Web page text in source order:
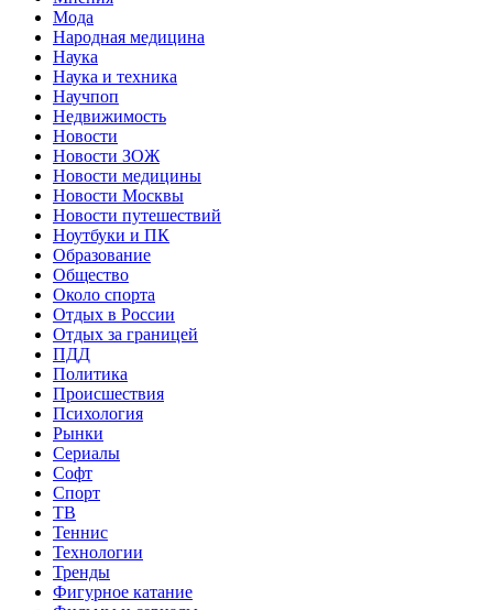
Мода
Народная медицина
Наука
Наука и техника
Научпоп
Недвижимость
Новости
Новости ЗОЖ
Новости медицины
Новости Москвы
Новости путешествий
Ноутбуки и ПК
Образование
Общество
Около спорта
Отдых в России
Отдых за границей
ПДД
Политика
Происшествия
Психология
Рынки
Сериалы
Софт
Спорт
ТВ
Теннис
Технологии
Тренды
Фигурное катание